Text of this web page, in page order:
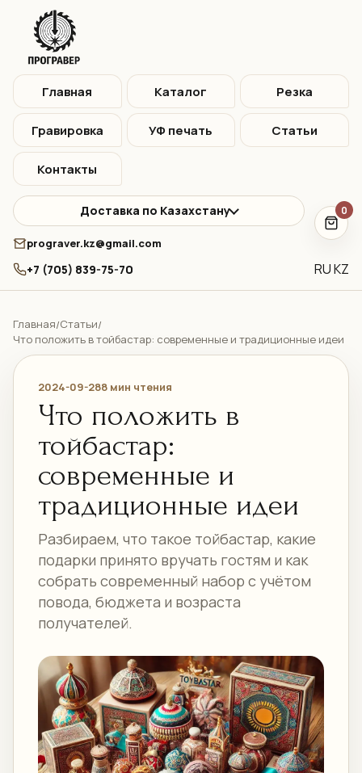
Главная Каталог Резка
Гравировка УФ печать Статьи
Контакты
Доставка по Казахстану
prograver.kz@gmail.com
+7 (705) 839-75-70 RUKZ
0
Главная/Статьи/
Что положить в тойбастар: современные и традиционные идеи
2024-09-288 мин чтения
Что положить в
тойбастар:
современные и
традиционные идеи
Разбираем, что такое тойбастар, какие
подарки принято вручать гостям и как
собрать современный набор с учётом
повода, бюджета и возраста
получателей.